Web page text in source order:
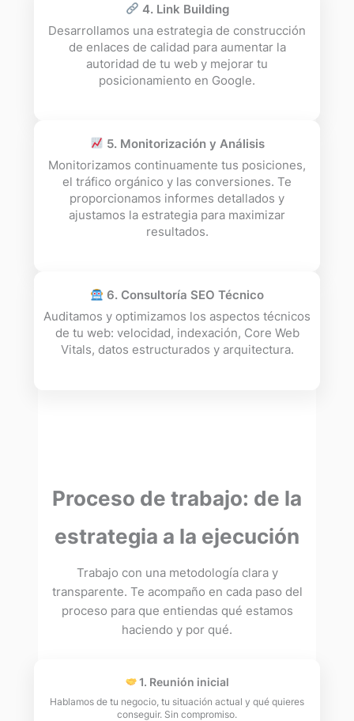
4. Link Building
Desarrollamos una estrategia de construcción
de enlaces de calidad para aumentar la
autoridad de tu web y mejorar tu
posicionamiento en Google.
5. Monitorización y Análisis
Monitorizamos continuamente tus posiciones,
el tráfico orgánico y las conversiones. Te
proporcionamos informes detallados y
ajustamos la estrategia para maximizar
resultados.
6. Consultoría SEO Técnico
Auditamos y optimizamos los aspectos técnicos
de tu web: velocidad, indexación, Core Web
Vitals, datos estructurados y arquitectura.
Proceso de trabajo: de la
estrategia a la ejecución
Trabajo con una metodología clara y
transparente. Te acompaño en cada paso del
proceso para que entiendas qué estamos
haciendo y por qué.
1. Reunión inicial
Hablamos de tu negocio, tu situación actual y qué quieres
conseguir. Sin compromiso.